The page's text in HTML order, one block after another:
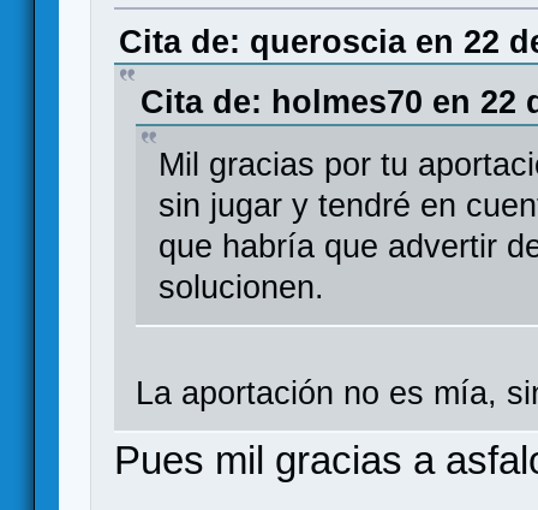
Cita de: queroscia en 22
Cita de: holmes70 en 22
Mil gracias por tu
sin jugar y tendré en
que habría que advertir
solucionen.
La aportación no es mía,
Pues mil gracias a